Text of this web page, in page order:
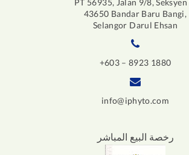
43650 Bandar Baru Bangi,
Selangor Darul Ehsan
+603 – 8923 1880
info@iphyto.com
رخصة البيع المباشر